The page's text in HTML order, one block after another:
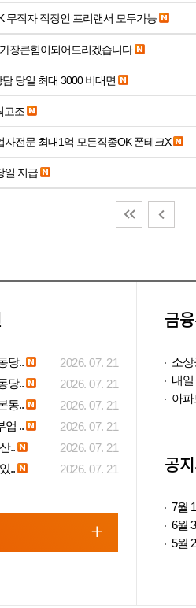
무직자 직장인 프리랜서 모두가능
장큰힘이되어드리겠습니다
당일 최대 3000 비대면
고조
자전문 최대1억 모든직종OK 폰테크X
일 지급
당..
2026. 07. 21
당..
2026. 07. 21
동..
2026. 07. 21
업 ..
2026. 07. 21
..
2026. 07. 21
..
2026. 07. 21
금
내일
공
7월
6월
5월